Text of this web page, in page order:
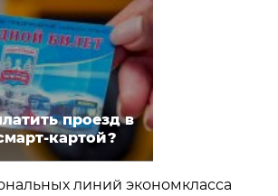
проезд в
картой?
линий экономкласса